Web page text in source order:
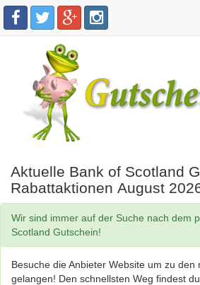
Aktuelle Bank of Scotland
Rabattaktionen August
Wir sind immer auf der Suche nach dem
Scotland Gutschein!
Besuche die Anbieter Website um zu den
gelangen! Den schnellsten Weg findest